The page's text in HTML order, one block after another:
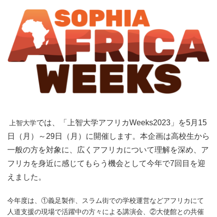
上智大学では、「上智大学アフリカWeeks2023」を5月15
日（月）～29日（月）に開催します。本企画は高校生から
一般の方を対象に、広くアフリカについて理解を深め、ア
フリカを身近に感じてもらう機会として今年で7回目を迎
えました。
今年度は、①義足製作、スラム街での学校運営などアフリカにて
人道支援の現場で活躍中の方々による講演会、②大使館との共催